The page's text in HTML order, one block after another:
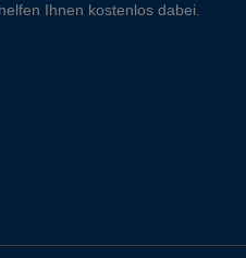
Ihnen kostenlos dabei.